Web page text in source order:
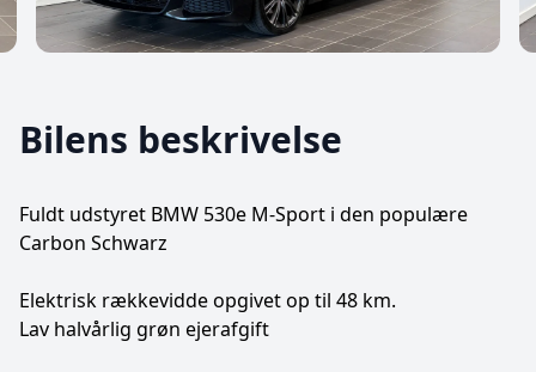
Bilens beskrivelse
Fuldt udstyret BMW 530e M-Sport i den populære
Carbon Schwarz
Elektrisk rækkevidde opgivet op til 48 km.
Lav halvårlig grøn ejerafgift